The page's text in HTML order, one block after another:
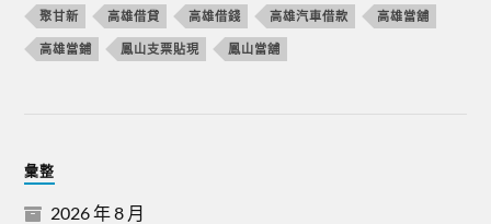
聚甘新 高雄借貸 高雄借錢 高雄汽車借款 高雄當舖
高雄當鋪 鳳山支票貼現 鳳山當舖
彙整
2026 年 8 月